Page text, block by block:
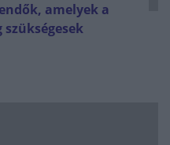
amelyek a
szükségesek